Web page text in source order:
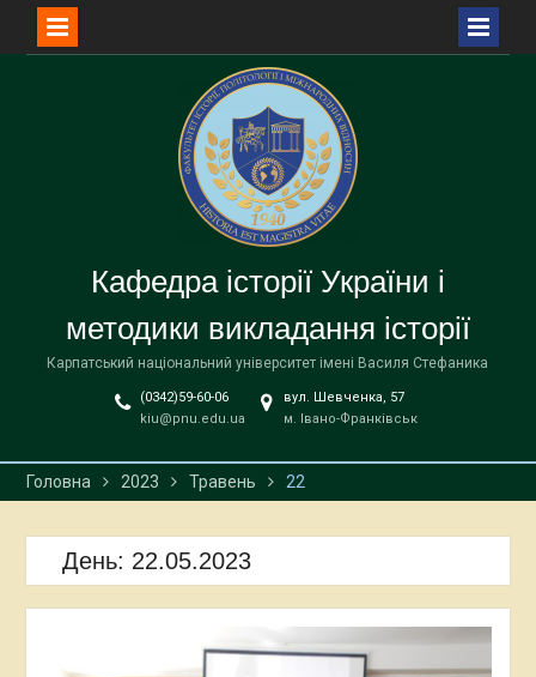
Кафедра історії України і
методики викладання історії
Карпатський національний університет імені Василя Стефаника
(0342)59-60-06
kiu@pnu.edu.ua
вул. Шевченка, 57
м. Івано-Франківськ
Головна 2023 Травень 22
День: 22.05.2023